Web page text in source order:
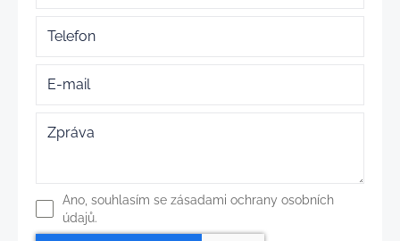
Ano, souhlasím se zásadami ochrany osobních
údajů.